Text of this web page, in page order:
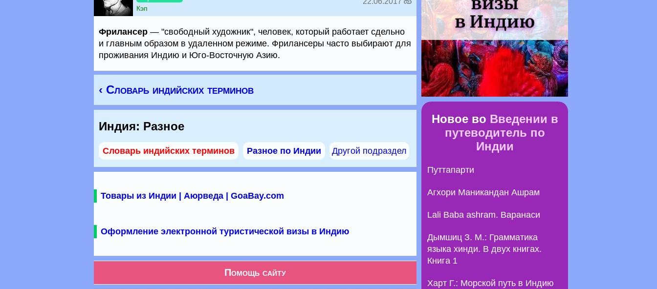
Кэп
Фрилансер — "свободный художник", человек, который работает сдельно
и главным образом в удаленном режиме. Фрилансеры часто выбирают для
проживания Индию и Юго-Восточную Азию.
‹ Словарь индийских терминов
Индия: Разное
Словарь индийских терминов Разное по Индии Другой подраздел
Товары из Индии | Аюрведа | GoaBay.com
Оформление электронной туристической визы в Индию
Помощь сайту
Новое во Введении в
путеводитель по
Индии
Путтапарти
Агхори Маникандан Ашрам
Lali Baba ashram. Варанаси
Дымшиц З. М.: Грамматика
языка хинди. В двух книгах.
Книга 1
Харт Г.: Морской путь в Индию